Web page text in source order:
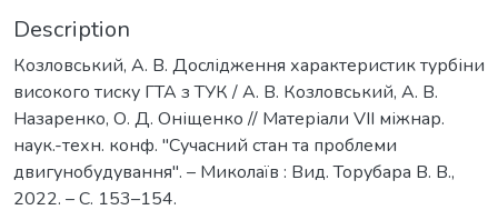
Description
Козловський, А. В. Дослідження характеристик турбіни
високого тиску ГТА з ТУК / А. В. Козловський, А. В.
Назаренко, О. Д. Оніщенко // Матеріали VІІ міжнар.
наук.-техн. конф. "Сучасний стан та проблеми
двигунобудування". – Миколаїв : Вид. Торубара В. В.,
2022. – С. 153–154.